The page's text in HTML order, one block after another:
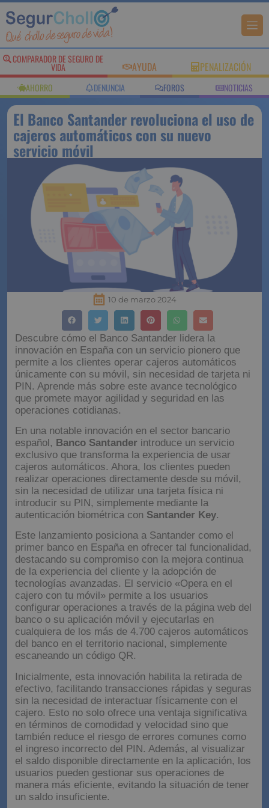
COMPARADOR DE SEGURO DE
VIDA AYUDA PENALIZACIÓN
AHORRO DENUNCIA FOROS NOTICIAS
El Banco Santander revoluciona el uso de
cajeros automáticos con su nuevo
servicio móvil
10 de marzo 2024
Descubre cómo el Banco Santander lidera la
innovación en España con un servicio pionero que
permite a los clientes operar cajeros automáticos
únicamente con su móvil, sin necesidad de tarjeta ni
PIN. Aprende más sobre este avance tecnológico
que promete mayor agilidad y seguridad en las
operaciones cotidianas.
En una notable innovación en el sector bancario
español, Banco Santander introduce un servicio
exclusivo que transforma la experiencia de usar
cajeros automáticos. Ahora, los clientes pueden
realizar operaciones directamente desde su móvil,
sin la necesidad de utilizar una tarjeta física ni
introducir su PIN, simplemente mediante la
autenticación biométrica con Santander Key.
Este lanzamiento posiciona a Santander como el
primer banco en España en ofrecer tal funcionalidad,
destacando su compromiso con la mejora continua
de la experiencia del cliente y la adopción de
tecnologías avanzadas. El servicio «Opera en el
cajero con tu móvil» permite a los usuarios
configurar operaciones a través de la página web del
banco o su aplicación móvil y ejecutarlas en
cualquiera de los más de 4.700 cajeros automáticos
del banco en el territorio nacional, simplemente
escaneando un código QR.
Inicialmente, esta innovación habilita la retirada de
efectivo, facilitando transacciones rápidas y seguras
sin la necesidad de interactuar físicamente con el
cajero. Esto no solo ofrece una ventaja significativa
en términos de comodidad y velocidad sino que
también reduce el riesgo de errores comunes como
el ingreso incorrecto del PIN. Además, al visualizar
el saldo disponible directamente en la aplicación, los
usuarios pueden gestionar sus operaciones de
manera más eficiente, evitando la situación de tener
un saldo insuficiente.